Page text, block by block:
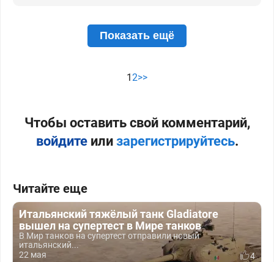
Показать ещё
1 2>>
Чтобы оставить свой комментарий,
войдитеили зарегистрируйтесь.
Читайте еще
Итальянский тяжёлый танк Gladiatore
вышел на супертест в Мире танков
В Мир танков на супертест отправили новый
итальянский...
22 мая
4